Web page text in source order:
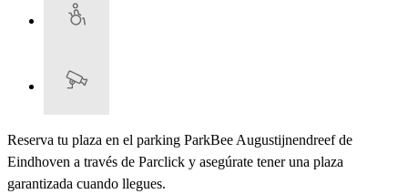
Reserva tu plaza en el parking ParkBee Augustijnendreef de
Eindhoven a través de Parclick y asegúrate tener una plaza
garantizada cuando llegues.